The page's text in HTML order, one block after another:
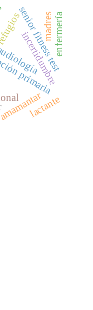
refugios
primaria
senior fitness test
incertidumbreenfermería
lactante
madres